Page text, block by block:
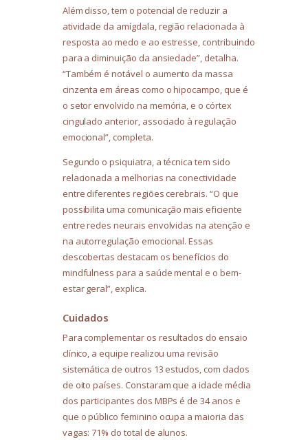
Além disso, tem o potencial de reduzir a
atividade da amígdala, região relacionada à
resposta ao medo e ao estresse, contribuindo
para a diminuição da ansiedade”, detalha.
“Também é notável o aumento da massa
cinzenta em áreas como o hipocampo, que é
o setor envolvido na memória, e o córtex
cingulado anterior, associado à regulação
emocional”, completa.
Segundo o psiquiatra, a técnica tem sido
relacionada a melhorias na conectividade
entre diferentes regiões cerebrais. “O que
possibilita uma comunicação mais eficiente
entre redes neurais envolvidas na atenção e
na autorregulação emocional. Essas
descobertas destacam os benefícios do
mindfulness para a saúde mental e o bem-
estar geral”, explica.
Cuidados
Para complementar os resultados do ensaio
clínico, a equipe realizou uma revisão
sistemática de outros 13 estudos, com dados
de oito países. Constaram que a idade média
dos participantes dos MBPs é de 34 anos e
que o público feminino ocupa a maioria das
vagas: 71% do total de alunos.